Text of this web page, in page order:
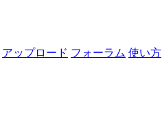
アップロード フォーラム 使い方